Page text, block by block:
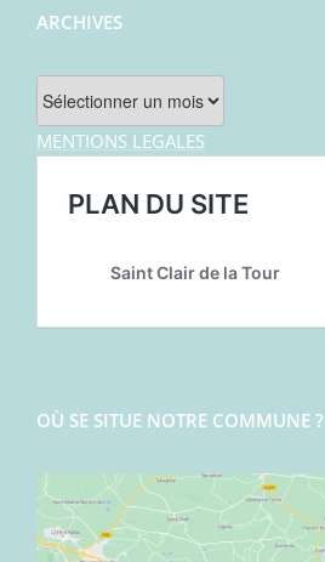
ARCHIVES
Archives
MENTIONS LEGALES
OÙ SE SITUE NOTRE COMMUNE ?